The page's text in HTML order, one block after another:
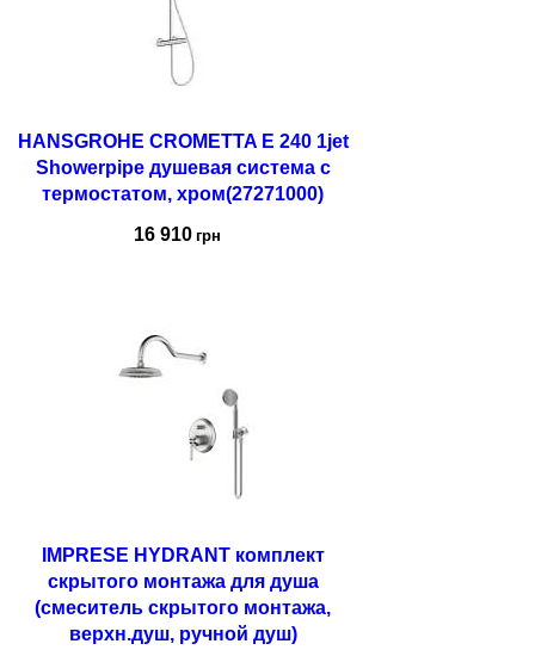
HANSGROHE CROMETTA E 240 1jet
Showerpipe душевая система с
термостатом, хром(27271000)
16 910 грн
Купить
IMPRESE HYDRANT комплект
скрытого монтажа для душа
(смеситель скрытого монтажа,
верхн.душ, ручной душ)